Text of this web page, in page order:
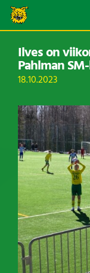
Ilves on
Pahlman
18.10.2023